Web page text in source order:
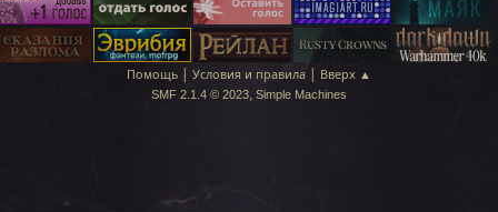
Помощь | Условия и правила | Вверх ▲
SMF 2.1.4 © 2023, Simple Machines